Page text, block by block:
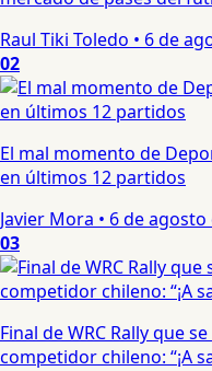
Raul Tiki Toledo • 6 de
02
El mal momento de
en últimos 12 partidos
Javier Mora • 6 de agosto
03
Final de WRC Rally que
competidor chileno: “¡A